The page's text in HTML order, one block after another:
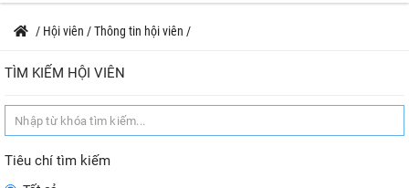
/ Hội viên /Thông tin hội viên /
TÌM KIẾM HỘI VIÊN
Tiêu chí tìm kiếm